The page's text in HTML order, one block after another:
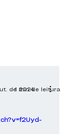
de 2024
1 min de leitura